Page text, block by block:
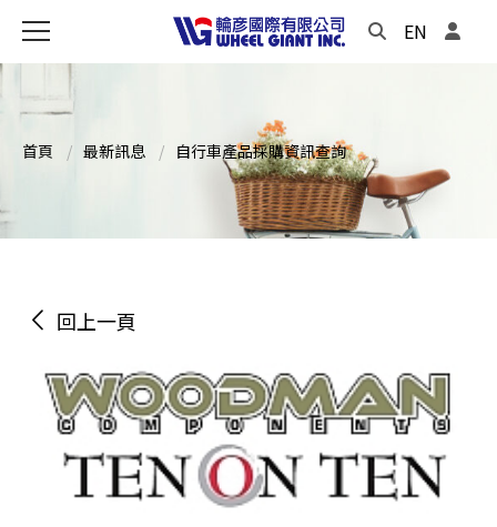
EN
首頁 最新訊息 自行車產品採購資訊查詢
回上一頁